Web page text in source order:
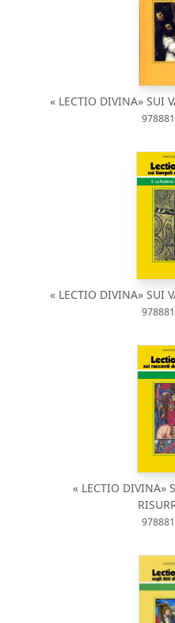
« LECTIO DIVINA» SUI
« LECTIO DIVINA» SUI
« LECTIO DIVINA»